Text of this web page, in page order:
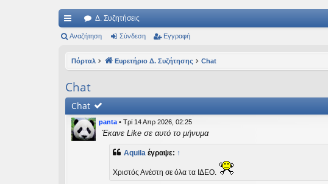
ρή
ς
Δ. Συζητήσεις
Αναζήτηση Σύνδεση Εγγραφή
Πόρταλ Ευρετήριο Δ. Συζήτησης Chat
Chat
Chat
panta • Τρί 14 Απρ 2026, 02:25
Έκανε Like σε αυτό το μήνυμα
Aquila έγραψε: ↑
Χριστός Ανέστη σε όλα τα ΙΔΕΟ.